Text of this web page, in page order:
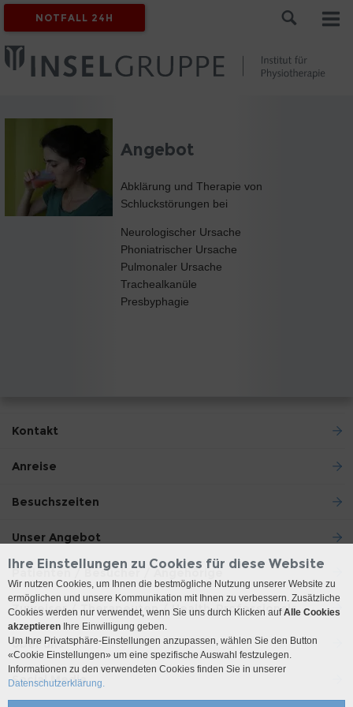
NOTFALL 24H
Angebot
Abklärung und Therapie von
Schluckstörungen bei
Neurologischer Ursache
Phoniatrischer Ursache
Pulmonaler Ursache
Trachealkanüle
Presbyphagie
Kontakt
Anreise
Besuchszeiten
Unser Angebot
Patienten / Besucher / Angehörige
Zuweiser / Therapeuten / Health-Professionals
Über uns
Social Media
Ihre Einstellungen zu Cookies für diese Website
Wir nutzen Cookies, um Ihnen die bestmögliche Nutzung unserer Website zu
ermöglichen und unsere Kommunikation mit Ihnen zu verbessern. Zusätzliche
Cookies werden nur verwendet, wenn Sie uns durch Klicken aufAlle Cookies
akzeptieren Ihre Einwilligung geben.
Um Ihre Privatsphäre-Einstellungen anzupassen, wählen Sie den Button
«Cookie Einstellungen» um eine spezifische Auswahl festzulegen.
Informationen zu den verwendeten Cookies finden Sie in unserer
Datenschutzerklärung.